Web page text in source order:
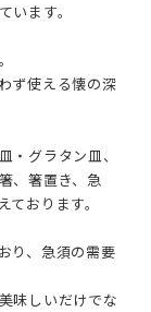
ます。
ず使える懐の深
・グラタン皿、
、箸置き、急
おります。
り、急須の需要
味しいだけでな